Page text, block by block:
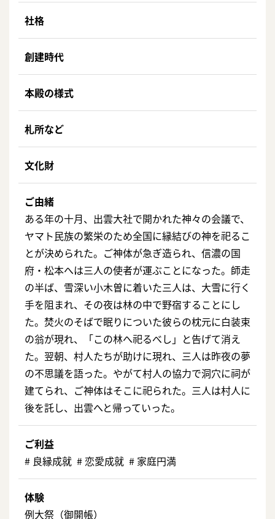
社格
創建時代
本殿の様式
札所など
文化財
ご由緒
ある年の十月、出雲大社で開かれた神々の会議で、
ヤマト民族の繁栄のため全国に縁結びの神を祀るこ
とが決められた。ご神体が急ぎ造られ、信濃の国
府・松本へは三人の使者が運ぶことになった。師走
の半ば、雪深い小木曽に着いた三人は、大雪に行く
手を阻まれ、その夜は林の中で野宿することにし
た。焚火のそばで眠りについた彼らの枕元に白装束
の翁が現れ、「この林へ祀るべし」と告げて消え
た。翌朝、村人たちが助けに現れ、三人は昨夜の夢
の不思議を語った。やがて村人の協力で洞穴に祠が
建てられ、ご神体はそこに祀られた。三人は村人に
後を託し、出雲へと帰っていった。
ご利益
# 良縁成就 # 恋愛成就 # 家庭円満
体験
例大祭（御開帳）